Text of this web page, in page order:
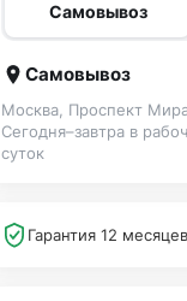
Самовывоз
Самовывоз
Москва, Проспект
Сегодня–завтра в
суток
Гарантия 12 месяцев